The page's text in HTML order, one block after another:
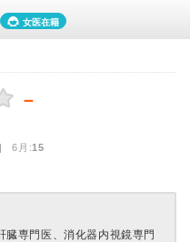
女医在籍
－
6月:15
臓専門医、消化器内視鏡専門